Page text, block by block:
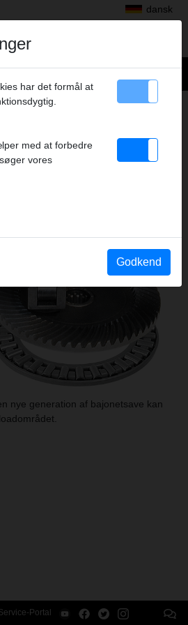
dansk
nye generation af bajonetsave kan
Portal
har det formål at
med at forbedre
vores
Godkend